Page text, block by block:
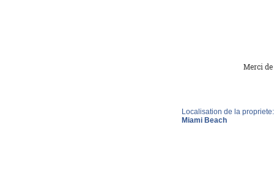
Merci
Localisation de la propriete:
Miami Beach